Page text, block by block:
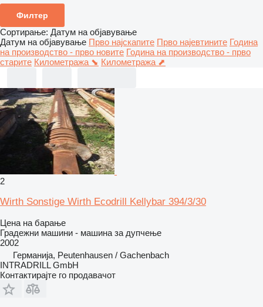
Филтер
Сортирање: Датум на објавување
Датум на објавување Прво најскапите Прво најевтините Година
на производство - прво новите Година на производство - прво
старите Километража ⬊ Километража ⬈
2
Wirth Sonstige Wirth Ecodrill Kellybar 394/3/30
Цена на барање
Градежни машини - машина за дупчење
2002
Германија, Peutenhausen / Gachenbach
INTRADRILL GmbH
Контактирајте го продавачот